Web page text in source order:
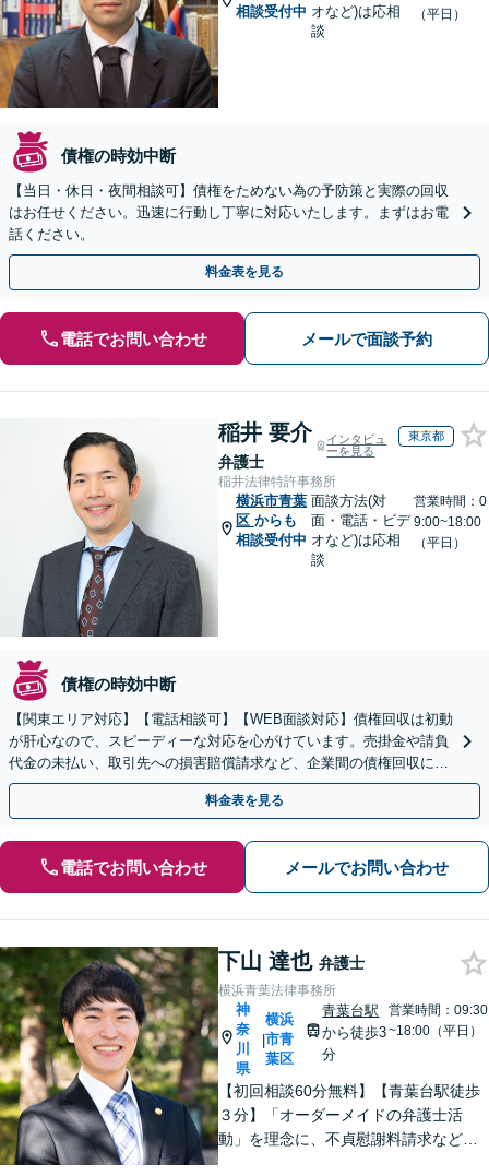
相談受付中 オなど)は応相
談
（平日）
債権の時効中断
【当日・休日・夜間相談可】債権をためない為の予防策と実際の回収
はお任せください。迅速に行動し丁寧に対応いたします。まずはお電
話ください。
料金表を見る
電話でお問い合わせ メールで面談予約
稲井 要介
弁護士
インタビュ
ーを見る
東京都
稲井法律特許事務所
横浜市青葉
区 からも
相談受付中
面談方法(対
面・電話・ビデ
オなど)は応相
談
営業時間：0
9:00~18:00
（平日）
債権の時効中断
【関東エリア対応】【電話相談可】【WEB面談対応】債権回収は初動
が肝心なので、スピーディーな対応を心がけています。売掛金や請負
代金の未払い、取引先への損害賠償請求など、企業間の債権回収に幅
広く対応「フリーランスの報酬未払いもご相談ください」
料金表を見る
電話でお問い合わせ メールでお問い合わせ
下山 達也 弁護士
横浜青葉法律事務所
神
奈
川
県
|
横浜
市青
葉区
青葉台駅
から徒歩3
分
営業時間：09:30
~18:00（平日）
【初回相談60分無料】【青葉台駅徒歩
３分】「オーダーメイドの弁護士活
動」を理念に、不貞慰謝料請求などの